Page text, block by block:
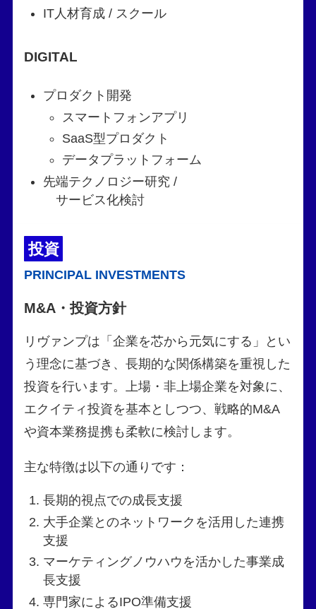
IT人材育成 / スクール
DIGITAL
プロダクト開発
スマートフォンアプリ
SaaS型プロダクト
データプラットフォーム
先端テクノロジー研究 /
サービス化検討
投資
PRINCIPAL INVESTMENTS
M&A・投資方針
リヴァンプは「企業を芯から元気にする」とい
う理念に基づき、長期的な関係構築を重視した
投資を行います。上場・非上場企業を対象に、
エクイティ投資を基本としつつ、戦略的M&A
や資本業務提携も柔軟に検討します。
主な特徴は以下の通りです：
長期的視点での成長支援
大手企業とのネットワークを活用した連携
支援
マーケティングノウハウを活かした事業成
長支援
専門家によるIPO準備支援